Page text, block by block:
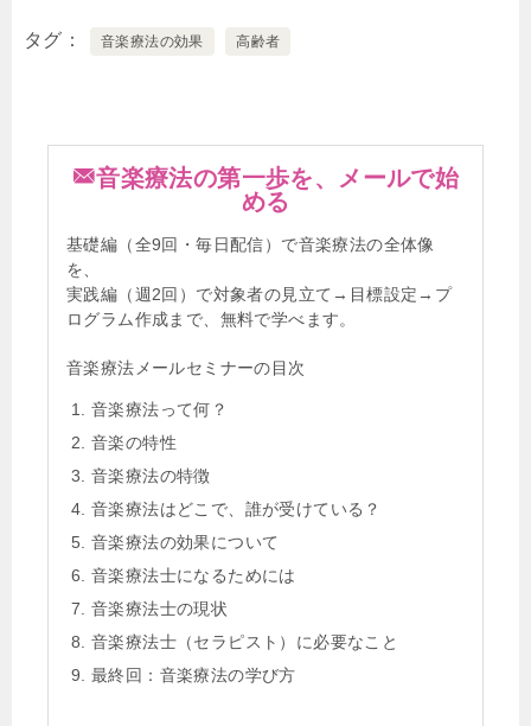
タグ 音楽療法の効果 高齢者
音楽療法の第一歩を、メールで始
める
基礎編（全9回・毎日配信）で音楽療法の全体像
を、
実践編（週2回）で対象者の見立て→目標設定→プ
ログラム作成まで、無料で学べます。
音楽療法メールセミナーの目次
音楽療法って何？
音楽の特性
音楽療法の特徴
音楽療法はどこで、誰が受けている？
音楽療法の効果について
音楽療法士になるためには
音楽療法士の現状
音楽療法士（セラピスト）に必要なこと
最終回：音楽療法の学び方